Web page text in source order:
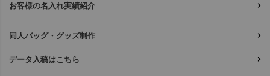
お客様の名入れ実績紹介
同人バッグ・グッズ制作
データ入稿はこちら